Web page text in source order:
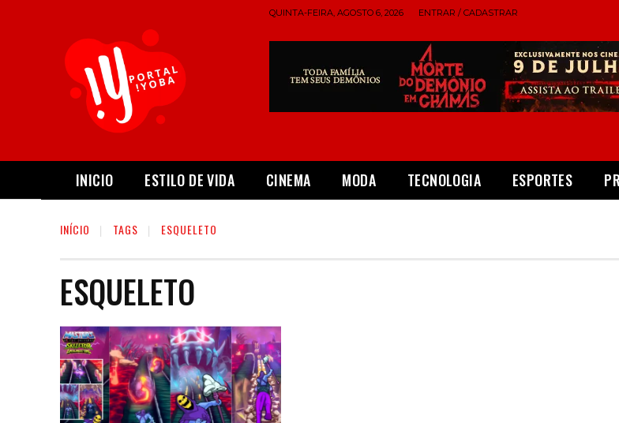
QUINTA-FEIRA, AGOSTO 6, 2026 ENTRAR / CADASTRAR
INICIO ESTILO DE VIDA CINEMA MODA TECNOLOGIA ESPORTES
INÍCIO TAGS ESQUELETO
ESQUELETO